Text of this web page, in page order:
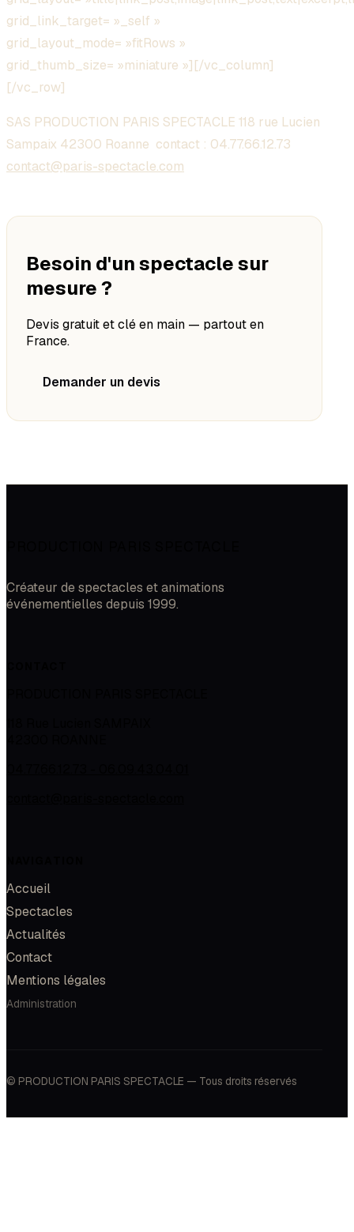
grid_link_target= »_self »
grid_layout_mode= »fitRows »
grid_thumb_size= »miniature »][/vc_column]
[/vc_row]
SAS PRODUCTION PARIS SPECTACLE 118 rue Lucien
Sampaix 42300 Roanne contact : 04.77.66.12.73
contact@paris-spectacle.com
Besoin d'un spectacle sur
mesure ?
Devis gratuit et clé en main — partout en
France.
Demander un devis
Créateur de spectacles et animations
événementielles depuis 1999.
Accueil
Spectacles
Actualités
Contact
Mentions légales
Administration
© PRODUCTION PARIS SPECTACLE — Tous droits réservés